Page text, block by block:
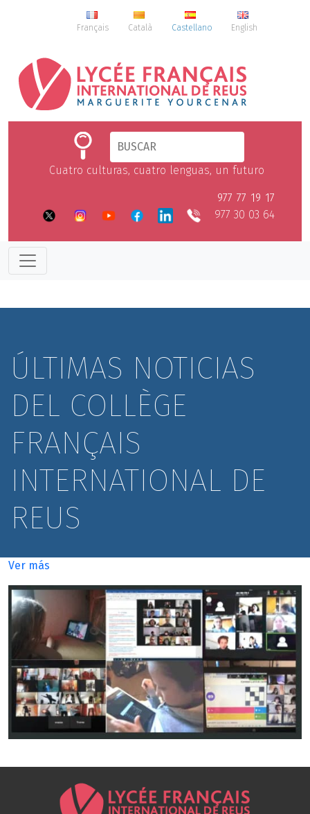
Français Català Castellano English
Cuatro culturas, cuatro lenguas, un futuro
977 77 19 17
977 30 03 64
ÚLTIMAS NOTICIAS
DEL COLLÈGE
FRANÇAIS
INTERNATIONAL DE
REUS
Ver más